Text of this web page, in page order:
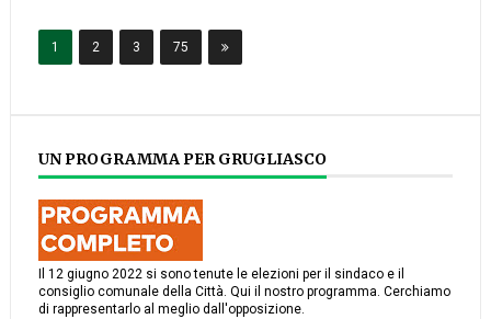
1 2 3 75
UN PROGRAMMA PER GRUGLIASCO
Il 12 giugno 2022 si sono tenute le elezioni per il sindaco e il
consiglio comunale della Città. Qui il nostro programma. Cerchiamo
di rappresentarlo al meglio dall'opposizione.